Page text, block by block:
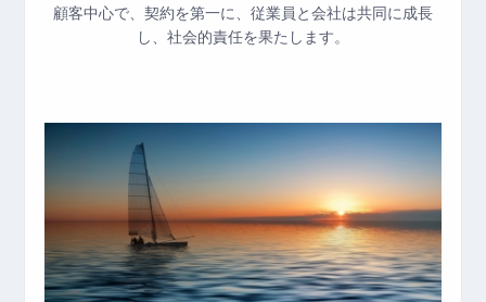
顧客中心で、契約を第一に、従業員と会社は共同に成長
し、社会的責任を果たします。